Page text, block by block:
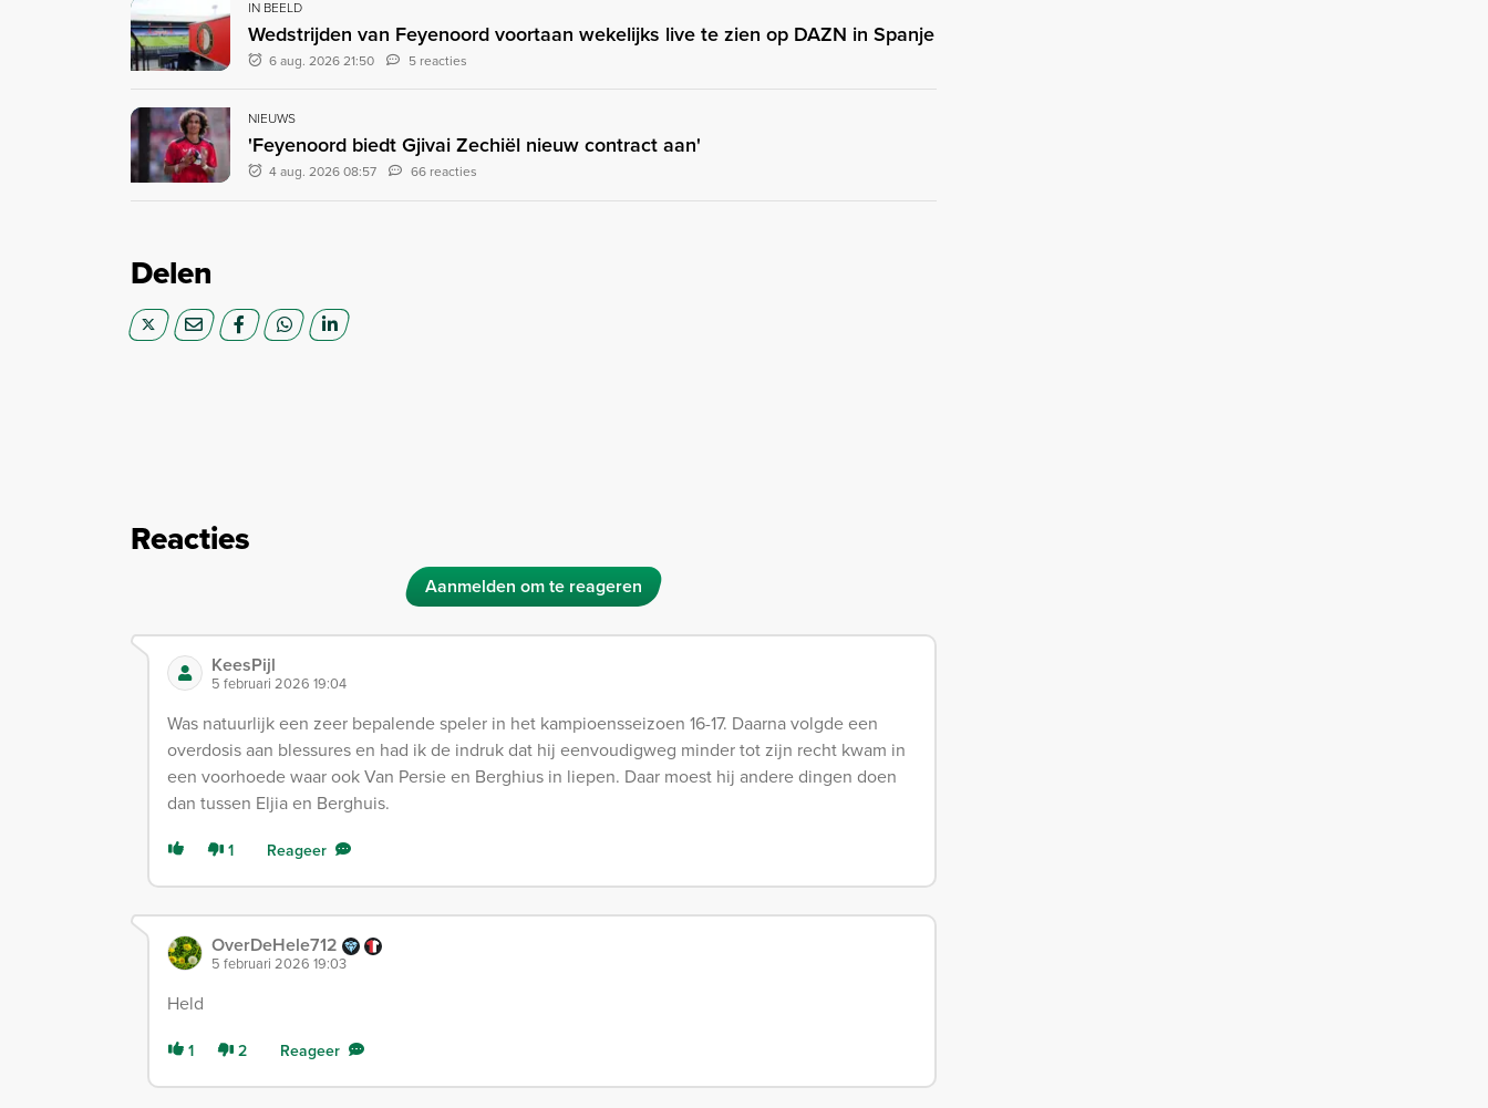
IN BEELD
Wedstrijden van Feyenoord voortaan wekelijks live te zien op DAZN in Spanje
6 aug. 2026 21:50 5 reacties
NIEUWS
'Feyenoord biedt Gjivai Zechiël nieuw contract aan'
4 aug. 2026 08:57 66 reacties
Delen
Reacties
Aanmelden om te reageren
KeesPijl
5 februari 2026 19:04
Was natuurlijk een zeer bepalende speler in het kampioensseizoen 16-17. Daarna volgde een
overdosis aan blessures en had ik de indruk dat hij eenvoudigweg minder tot zijn recht kwam in
een voorhoede waar ook Van Persie en Berghius in liepen. Daar moest hij andere dingen doen
dan tussen Eljia en Berghuis.
1 Reageer
OverDeHele712
5 februari 2026 19:03
Held
1 2 Reageer